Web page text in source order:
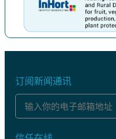
订阅新闻通讯